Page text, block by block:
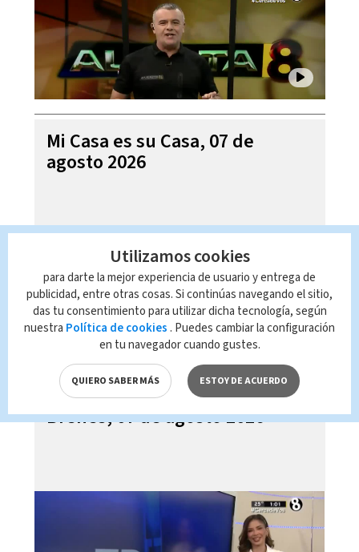
Mi Casa es su Casa, 07 de
agosto 2026
Telediario En Directo con Paula
Brenes, 07 de agosto 2026
Utilizamos cookies
para darte la mejor experiencia de usuario y entrega de
publicidad, entre otras cosas. Si continúas navegando el sitio,
das tu consentimiento para utilizar dicha tecnología, según
nuestra Política de cookies . Puedes cambiar la configuración
en tu navegador cuando gustes.
QUIERO SABER MÁS ESTOY DE ACUERDO